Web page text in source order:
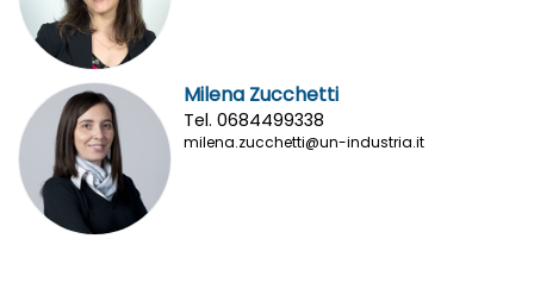
Milena Zucchetti
Tel. 0684499338
milena.zucchetti@un-industria.it